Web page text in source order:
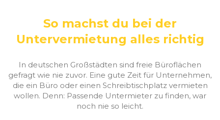
So machst du bei der
Untervermietung alles richtig
In deutschen Großstädten sind freie Büroflächen
gefragt wie nie zuvor. Eine gute Zeit für Unternehmen,
die ein Büro oder einen Schreibtischplatz vermieten
wollen. Denn: Passende Untermieter zu finden, war
noch nie so leicht.